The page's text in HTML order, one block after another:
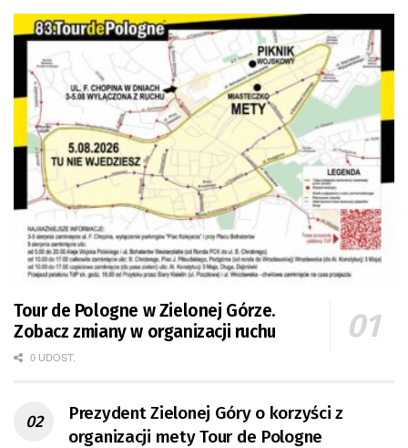
Tour de Pologne w Zielonej Górze.
Zobacz zmiany w organizacji ruchu
0 UDOST.
Prezydent Zielonej Góry o korzyści z
organizacji mety Tour de Pologne